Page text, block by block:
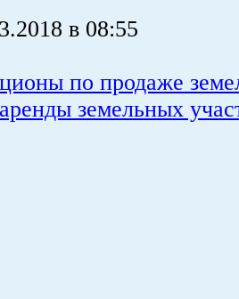
в 08:55
по продаже
земельных